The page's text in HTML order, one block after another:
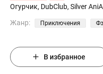
Огурчик, DubClub, Silver
Жанр:
Приключения
В избранное